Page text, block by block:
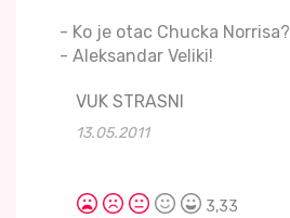
- Ko je otac Chucka Norrisa?
- Aleksandar Veliki!
VUK STRASNI
13.05.2011
3,33